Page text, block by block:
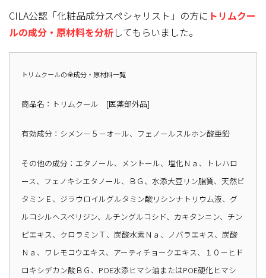
CILA公認「化粧品成分スペシャリスト」の方に トリムクー
ルの成分・原材料を分析してもらいました。
トリムクールの全成分・原材料一覧
商品名：トリムクール [医薬部外品]
有効成分：シメン－５－オール、フェノールスルホン酸亜鉛
その他の成分： エタノール、メントール、塩化Ｎａ、トレハロ
ース、フェノキシエタノール、ＢＧ、水添大豆リン脂質、天然ビ
タミンＥ、ジラウロイルグルタミン酸リシンナトリウム液、グ
ルコシルヘスペリジン、ルチングルコシド、カキタンニン、チン
ピエキス、クロラミンＴ、炭酸水素Ｎａ、ノバラエキス、炭酸
Ｎａ、ワレモコウエキス、アーティチョークエキス、１０－ヒド
ロキシデカン酸ＢＧ、POE水添ヒマシ油またはPOE硬化ヒマシ